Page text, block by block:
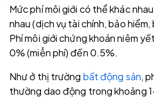
Mức phí môi giới có thể khác
nhau (dịch vụ tài chính, bảo
Phí môi giới chứng khoán niêm
0% (miễn phí) đến 0.5%.
Như ở thị trường bất động sản,
thường dao động trong khoảng